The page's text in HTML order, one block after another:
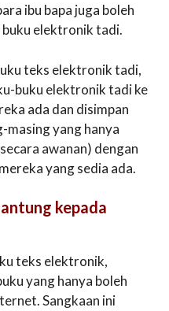
ibu bapa juga boleh
elektronik tadi.
teks elektronik tadi,
buku elektronik tadi ke
ada dan disimpan
masing yang hanya
awanan) dengan
yang sedia ada.
kepada
teks elektronik,
yang hanya boleh
Sangkaan ini